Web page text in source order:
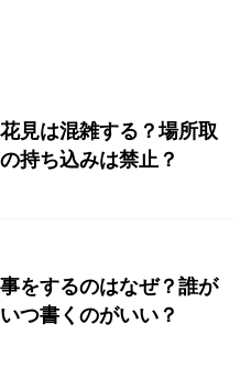
見は混雑する？場所取
持ち込みは禁止？
をするのはなぜ？誰が
つ書くのがいい？